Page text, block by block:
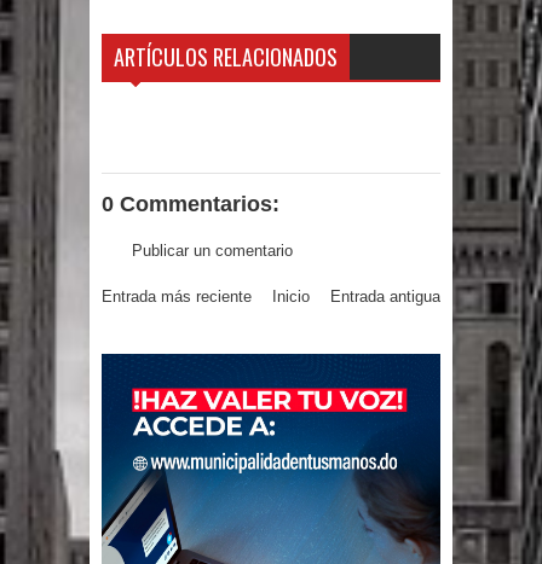
Calor extremo para este jueves en
TC declara inconstitucional decreto
sobre horarios de venta de alcohol
vigente desde 2006 y exige ley del
ARTÍCULOS RELACIONADOS
0 Commentarios:
Publicar un comentario
Entrada más reciente Entrada antigua
Inicio